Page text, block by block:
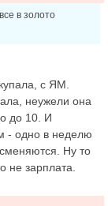
в золото
с ЯМ.
неужели она
до 10. И
- одно в неделю
Ну то
не зарплата.